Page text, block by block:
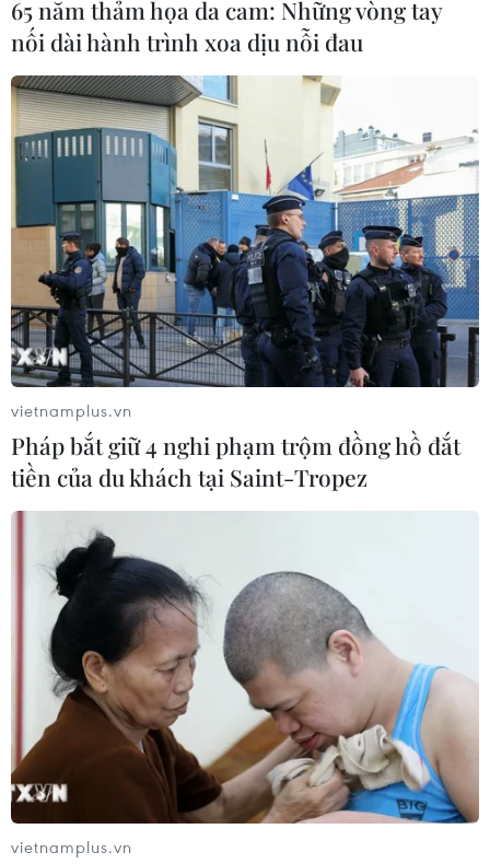
quyết vấn đề khí thải methane
21/11/2023 09:10
Theo Cơ quan Năng lượng Quốc tế (IEA), hiện chưa thể
tính toán chính xác lượng khí methane được giải phóng,
dù đã có những tiến bộ trong việc giám sát khí thải
thông qua việc sử dụng vệ tinh.
65 năm thảm họa da cam: Những vòng tay
nối dài hành trình xoa dịu nỗi đau
vietnamplus.vn
Pháp bắt giữ 4 nghi phạm trộm đồng hồ đắt
tiền của du khách tại Saint-Tropez
vietnamplus.vn